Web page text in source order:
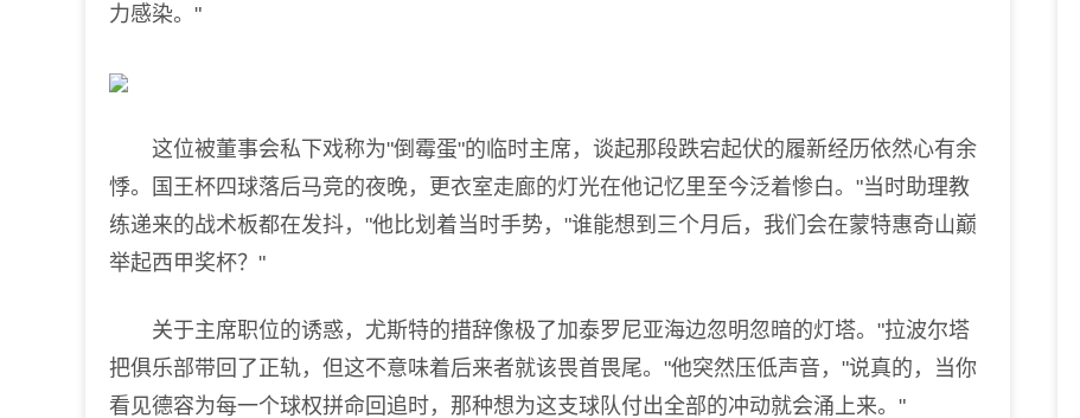
力感染。"
这位被董事会私下戏称为"倒霉蛋"的临时主席，谈起那段跌宕起伏的履新经历依然心有余
悸。国王杯四球落后马竞的夜晚，更衣室走廊的灯光在他记忆里至今泛着惨白。"当时助理教
练递来的战术板都在发抖，"他比划着当时手势，"谁能想到三个月后，我们会在蒙特惠奇山巅
举起西甲奖杯？"
关于主席职位的诱惑，尤斯特的措辞像极了加泰罗尼亚海边忽明忽暗的灯塔。"拉波尔塔
把俱乐部带回了正轨，但这不意味着后来者就该畏首畏尾。"他突然压低声音，"说真的，当你
看见德容为每一个球权拼命回追时，那种想为这支球队付出全部的冲动就会涌上来。"